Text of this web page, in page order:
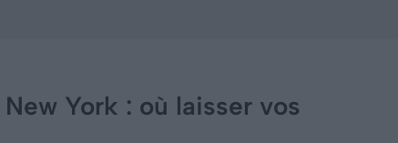
York : où laisser vos